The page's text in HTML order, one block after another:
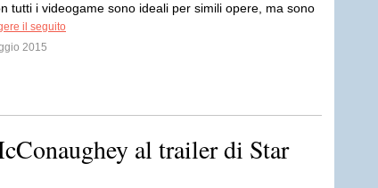
tutti i videogame sono ideali per simili opere, ma sono
il seguito
2015
al trailer di Star